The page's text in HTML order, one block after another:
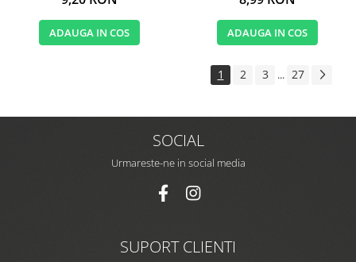
ADAUGA IN COS ADAUGA IN COS
1 2 3 ... 27
SOCIAL
Urmareste-ne in social media
SUPORT CLIENTI